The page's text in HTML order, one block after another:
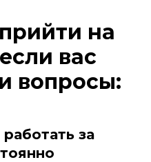
на
вас
вопросы:
за